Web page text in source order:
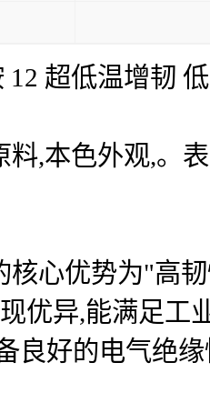
12 超低温增韧
料,本色外观,。
核心优势为"高
优异,能满足工
良好的电气绝